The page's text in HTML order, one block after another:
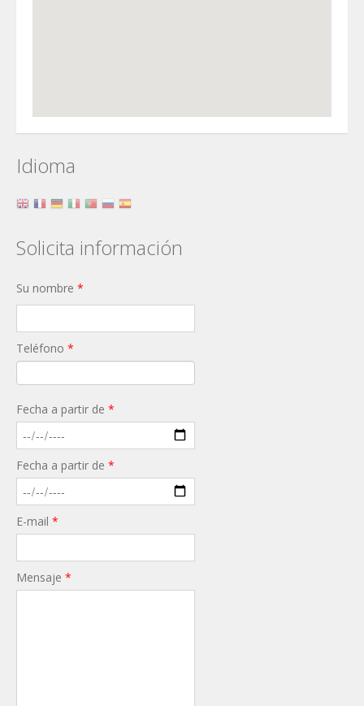
Idioma
Solicita información
Su nombre *
Teléfono *
Fecha a partir de *
Fecha a partir de *
E-mail *
Mensaje *